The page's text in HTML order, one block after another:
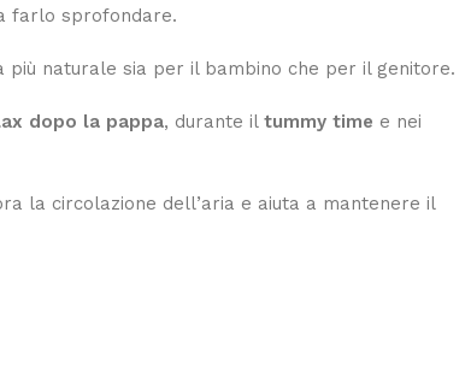
farlo sprofondare.
più naturale sia per il bambino che per il genitore.
dopo la pappa, durante il tummy time e nei
la circolazione dell’aria e aiuta a mantenere il